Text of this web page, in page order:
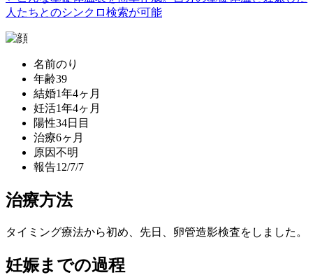
人たちとのシンクロ検索が可能
名前のり
年齢39
結婚1年4ヶ月
妊活1年4ヶ月
陽性34日目
治療6ヶ月
原因不明
報告12/7/7
治療方法
タイミング療法から初め、先日、卵管造影検査をしました。
妊娠までの過程